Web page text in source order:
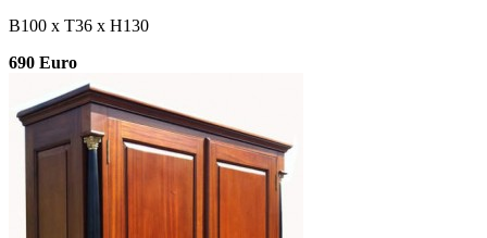
B100 x T36 x H130
690 Euro